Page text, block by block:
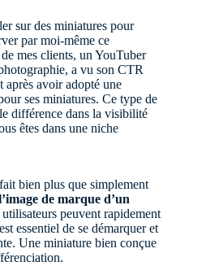
sur des miniatures pour
par moi-même ce
mes clients, un YouTuber
a vu son CTR
après avoir adopté une
ses miniatures. Ce type de
différence dans la visibilité
êtes dans une niche
bien plus que simplement
de marque d’un
peuvent rapidement
essentiel de se démarquer et
Une miniature bien conçue